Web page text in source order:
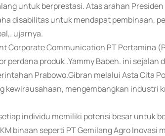
untuk berprestasi. Atas arahan
disabilitas untuk mendapat pembinaan,
ujarnya.
Corporate Communication PT Pertamina
perdana produk .Yammy Babeh. ini
Prabowo.Gibran melalui Asta Cita
kewirausahaan, mengembangkan industri
individu memiliki potensi besar untuk
binaan seperti PT Gemilang Agro Inovasi